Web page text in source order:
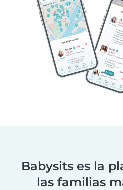
Babysits es la
las familias